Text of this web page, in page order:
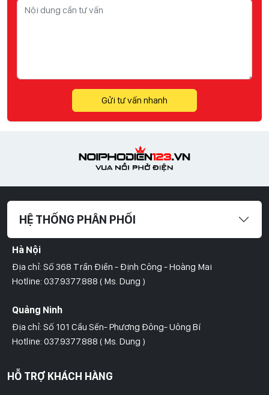
Gửi tư vấn nhanh
HỆ THỐNG PHÂN PHỐI
Hà Nội
Địa chỉ: Số 368 Trần Điền - Định Công - Hoàng Mai
Hotline: 037.9377.888 ( Ms. Dung )
Quảng Ninh
Địa chỉ: Số 101 Cầu Sến- Phương Đông- Uông Bí
Hotline: 037.9377.888 ( Ms. Dung )
Hồ Chí Minh
HỖ TRỢ KHÁCH HÀNG